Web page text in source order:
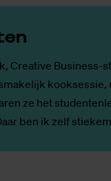
Creative
ze het
ben ik zelf